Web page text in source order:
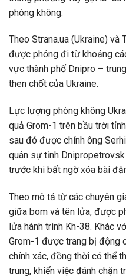
phòng không.
Theo Strana.ua (Ukraine) và
được phóng đi từ khoảng
vực thành phố Dnipro –
then chốt của Ukraine.
Lực lượng phòng không
quả Grom-1 trên bầu trời
sau đó được chính ông
quân sự tỉnh
trước khi bất ngờ xóa bài
Theo mô tả từ các chuyên
giữa bom và tên lửa, được
lửa hành trình Kh-38. Khác
Grom-1 được trang bị động
chính xác, đồng thời có thể
trung, khiến việc đánh chặn